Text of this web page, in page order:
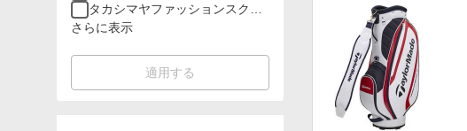
タカシマヤファッションスクエ
ア
さらに表示
適用する